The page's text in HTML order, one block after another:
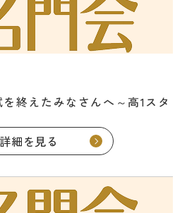
ス
ポリシー
終えたみなさんへ～高1スタ
詳細を見る